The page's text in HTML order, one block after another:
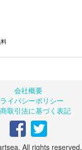
料
会社概要
イバシーポリシー
取引法に基づく表記
All rights reserved.